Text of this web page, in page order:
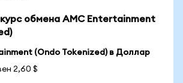
обмена AMC Entertainment
(Ondo Tokenized) в Доллар
2,60 $